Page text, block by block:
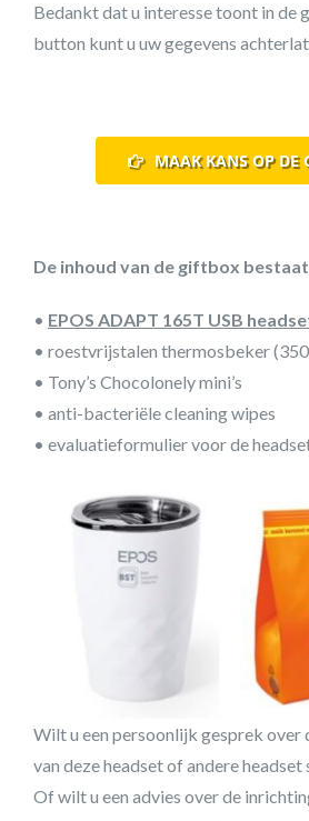
Bedankt dat u interesse toont in de
button kunt u uw gegevens
MAAK KANS OP DE
De inhoud van de giftbox
• EPOS ADAPT 165T USB
• roestvrijstalen thermosbeker
• Tony’s Chocolonely mini’s
• anti-bacteriële cleaning wipes
• evaluatieformulier voor de
Wilt u een persoonlijk gesprek over
van deze headset of andere headset
Of wilt u een advies over de